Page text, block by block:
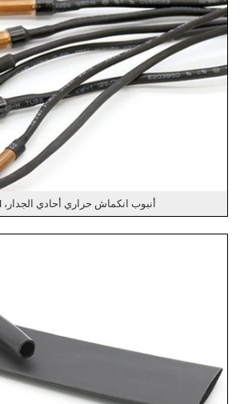
أنبوب انكماش حراري أحادي الجدار، RSFR-H